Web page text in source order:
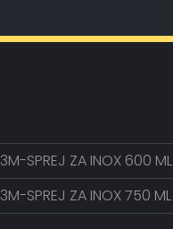
3M-SPREJ ZA INOX 600 ML
3M-SPREJ ZA INOX 750 ML